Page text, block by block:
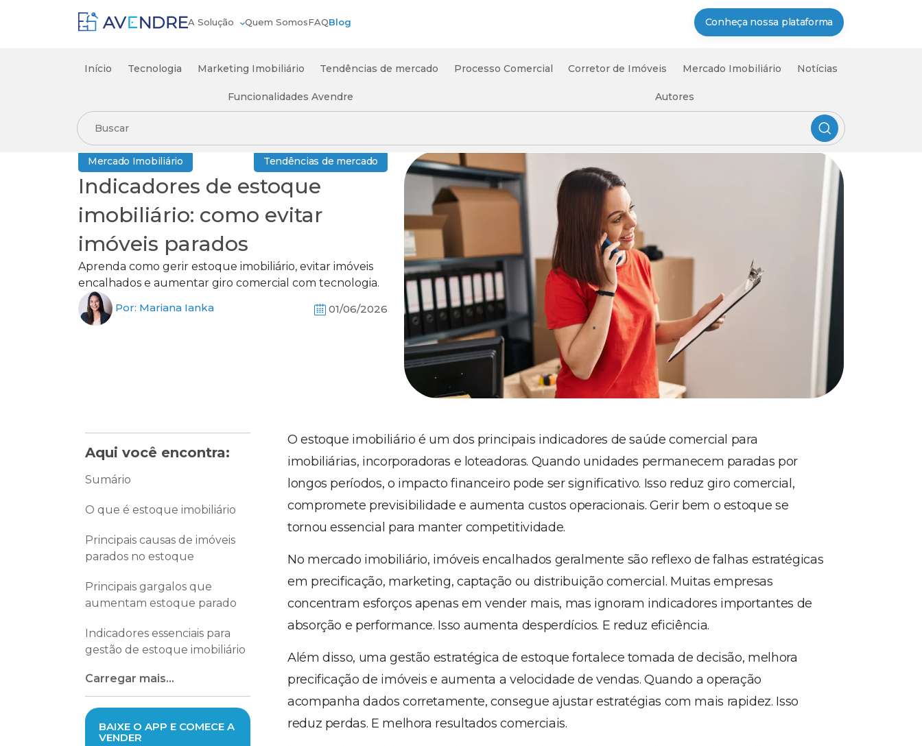
A Solução Quem SomosFAQBlog Conheça nossa plataforma
Início Tecnologia Marketing Imobiliário Tendências de mercado Processo Comercial Corretor de Imóveis Mercado Imobiliário Notícias
Funcionalidades Avendre
Autores
Início
Mercado Imobiliário Tendências de mercado
Indicadores de estoque
imobiliário: como evitar
imóveis parados
Aprenda como gerir estoque imobiliário, evitar imóveis
encalhados e aumentar giro comercial com tecnologia.
Por: Mariana Ianka
01/06/2026
Aqui você encontra:
Sumário
O que é estoque imobiliário
Principais causas de imóveis
parados no estoque
Principais gargalos que
aumentam estoque parado
Indicadores essenciais para
gestão de estoque imobiliário
Carregar mais...
BAIXE O APP E COMECE A
VENDER
O estoque imobiliário é um dos principais indicadores de saúde comercial para
imobiliárias, incorporadoras e loteadoras. Quando unidades permanecem paradas por
longos períodos, o impacto financeiro pode ser significativo. Isso reduz giro comercial,
compromete previsibilidade e aumenta custos operacionais. Gerir bem o estoque se
tornou essencial para manter competitividade.
No mercado imobiliário, imóveis encalhados geralmente são reflexo de falhas estratégicas
em precificação, marketing, captação ou distribuição comercial. Muitas empresas
concentram esforços apenas em vender mais, mas ignoram indicadores importantes de
absorção e performance. Isso aumenta desperdícios. E reduz eficiência.
Além disso, uma gestão estratégica de estoque fortalece tomada de decisão, melhora
precificação de imóveis e aumenta a velocidade de vendas. Quando a operação
acompanha dados corretamente, consegue ajustar estratégias com mais rapidez. Isso
reduz perdas. E melhora resultados comerciais.